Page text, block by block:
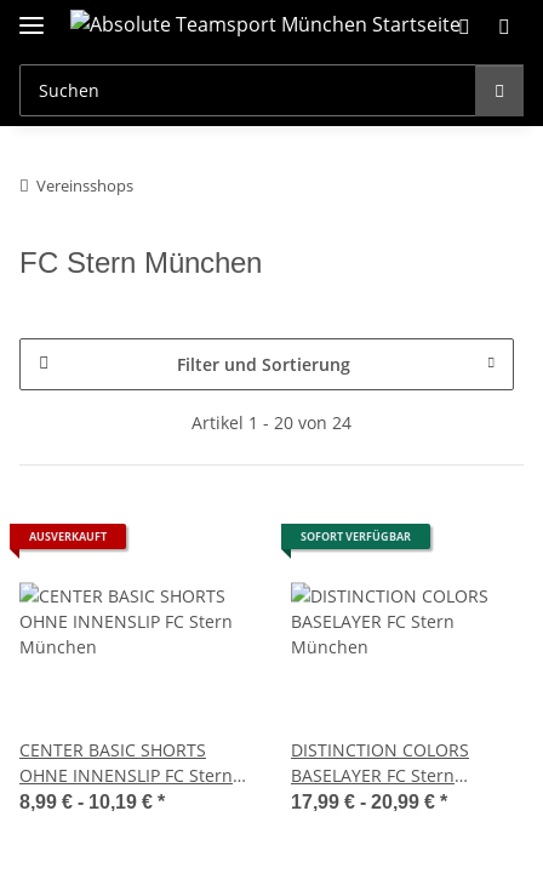
Vereinsshops
FC Stern München
Filter und Sortierung
Artikel 1 - 20 von 24
AUSVERKAUFT
CENTER BASIC SHORTS
OHNE INNENSLIP FC Stern
München
8,99 € - 10,19 € *
SOFORT VERFÜGBAR
DISTINCTION COLORS
BASELAYER FC Stern
München
17,99 € - 20,99 € *